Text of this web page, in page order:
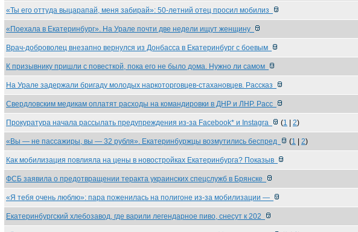
«Ты его оттуда выцарапай, меня забирай»: 50-летний отец просил мобилиз
«Поехала в Екатеринбург». На Урале почти две недели ищут женщину
Врач-доброволец внезапно вернулся из Донбасса в Екатеринбург с боевым
К призывнику пришли с повесткой, пока его не было дома. Нужно ли самом
На Урале задержали бригаду молодых наркоторговцев-стахановцев. Рассказ
Свердловским медикам оплатят расходы на командировки в ДНР и ЛНР. Расс
Прокуратура начала рассылать предупреждения из-за Facebook* и Instagra (1 2)
«Вы — не пассажиры, вы — 32 рубля». Екатеринбуржцы возмутились беспред (1 2)
Как мобилизация повлияла на цены в новостройках Екатеринбурга? Показыв
ФСБ заявила о предотвращении теракта украинских спецслужб в Брянске
«Я тебя очень люблю»: пара поженилась на полигоне из-за мобилизации —
Екатеринбургский хлебозавод, где варили легендарное пиво, снесут к 202